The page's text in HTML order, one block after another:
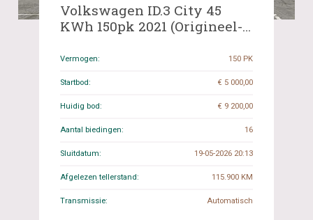
Volkswagen ID.3 City 45
KWh 150pk 2021 (Origineel-
Vermogen: 150 PK
Startbod: € 5 000,00
Huidig bod: € 9 200,00
Aantal biedingen: 16
Sluitdatum: 19-05-2026 20:13
Afgelezen tellerstand: 115.900 KM
Transmissie: Automatisch